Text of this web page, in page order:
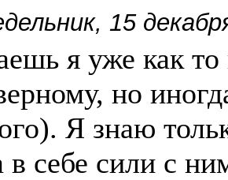
15
я уже как
но
Я знаю
себе сили с